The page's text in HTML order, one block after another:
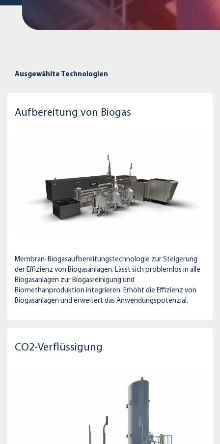
Ausgewählte Technologien
Aufbereitung von Biogas
Membran-Biogasaufbereitungstechnologie zur Steigerung
der Effizienz von Biogasanlagen. Lässt sich problemlos in alle
Biogasanlagen zur Biogasreinigung und
Biomethanproduktion integrieren. Erhöht die Effizienz von
Biogasanlagen und erweitert das Anwendungspotenzial.
CO2-Verflüssigung